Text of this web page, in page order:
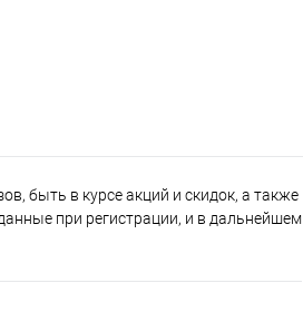
быть в курсе акций и скидок, а также
при регистрации, и в дальнейшем